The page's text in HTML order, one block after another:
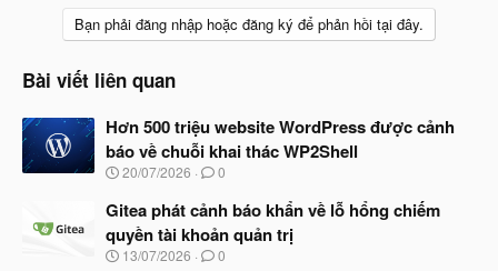
Bạn phải đăng nhập hoặc đăng ký để phản hồi tại đây.
Bài viết liên quan
Hơn 500 triệu website WordPress được cảnh
báo về chuỗi khai thác WP2Shell
N
à
b
ắ
20/07/2026 0
Gitea phát cảnh báo khẩn về lỗ hổng chiếm
quyền tài khoản quản trị
N
13/07/2026 0